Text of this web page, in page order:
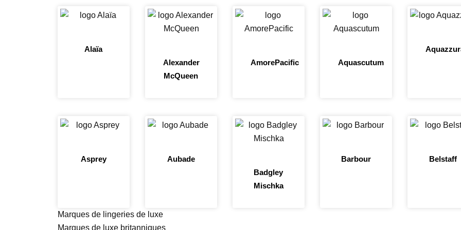
Alaïa
Alexander
McQueen
AmorePacific Aquascutum
Asprey
Aubade
Badgley
Mischka
Barbour Belstaff
Marques de lingeries de luxe
Marques de luxe britanniques